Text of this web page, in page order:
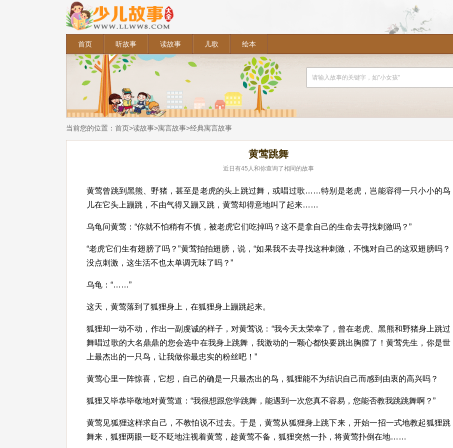
首页 听故事 读故事 儿歌 绘本
当前您的位置： 首页>读故事>寓言故事>经典寓言故事
黄莺跳舞
近日有45 人和你查询了相同的故事
黄莺曾跳到黑熊、野猪，甚至是老虎的头上跳过舞，或唱过歌……特别是老虎，岂能容得一只小小的鸟
儿在它头上蹦跳，不由气得又蹦又跳，黄莺却得意地叫了起来……
乌龟问黄莺：“你就不怕稍有不慎，被老虎它们吃掉吗？这不是拿自己的生命去寻找刺激吗？”
“老虎它们生有翅膀了吗？”黄莺拍拍翅膀，说，“如果我不去寻找这种刺激，不愧对自己的这双翅膀吗？
没点刺激，这生活不也太单调无味了吗？”
乌龟：“……”
这天，黄莺落到了狐狸身上，在狐狸身上蹦跳起来。
狐狸却一动不动，作出一副虔诚的样子，对黄莺说：“我今天太荣幸了，曾在老虎、黑熊和野猪身上跳过
舞唱过歌的大名鼎鼎的您会选中在我身上跳舞，我激动的一颗心都快要跳出胸膛了！黄莺先生，你是世
上最杰出的一只鸟，让我做你最忠实的粉丝吧！”
黄莺心里一阵惊喜，它想，自己的确是一只最杰出的鸟，狐狸能不为结识自己而感到由衷的高兴吗？
狐狸又毕恭毕敬地对黄莺道：“我很想跟您学跳舞，能遇到一次您真不容易，您能否教我跳跳舞啊？”
黄莺见狐狸这样求自己，不教怕说不过去。于是，黄莺从狐狸身上跳下来，开始一招一式地教起狐狸跳
舞来，狐狸两眼一眨不眨地注视着黄莺，趁黄莺不备，狐狸突然一扑，将黄莺扑倒在地……